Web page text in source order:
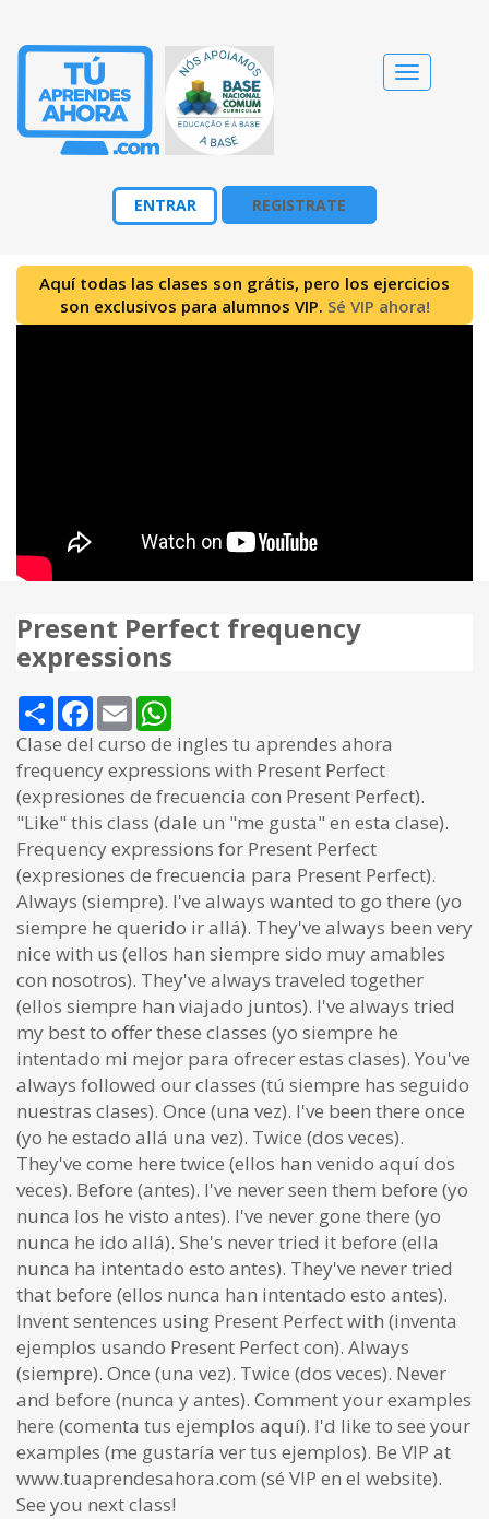
Cambiar
navegación
ENTRAR REGISTRATE
Aquí todas las clases son grátis, pero los ejercicios
son exclusivos para alumnos VIP. Sé VIP ahora!
Present Perfect frequency
expressions
Share Facebook
Email
Clase del curso de ingles tu aprendes ahora
frequency expressions with Present Perfect
(expresiones de frecuencia con Present Perfect).
"Like" this class (dale un "me gusta" en esta clase).
Frequency expressions for Present Perfect
(expresiones de frecuencia para Present Perfect).
Always (siempre). I've always wanted to go there (yo
siempre he querido ir allá). They've always been very
nice with us (ellos han siempre sido muy amables
con nosotros). They've always traveled together
(ellos siempre han viajado juntos). I've always tried
my best to offer these classes (yo siempre he
intentado mi mejor para ofrecer estas clases). You've
always followed our classes (tú siempre has seguido
nuestras clases). Once (una vez). I've been there once
(yo he estado allá una vez). Twice (dos veces).
They've come here twice (ellos han venido aquí dos
veces). Before (antes). I've never seen them before (yo
nunca los he visto antes). I've never gone there (yo
nunca he ido allá). She's never tried it before (ella
nunca ha intentado esto antes). They've never tried
that before (ellos nunca han intentado esto antes).
Invent sentences using Present Perfect with (inventa
ejemplos usando Present Perfect con). Always
(siempre). Once (una vez). Twice (dos veces). Never
and before (nunca y antes). Comment your examples
here (comenta tus ejemplos aquí). I'd like to see your
examples (me gustaría ver tus ejemplos). Be VIP at
www.tuaprendesahora.com (sé VIP en el website).
See you next class!